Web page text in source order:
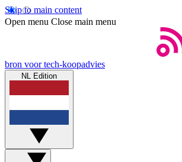
Skip to main content
Open menu Close main menu
bron voor tech-koopadvies
NL Edition